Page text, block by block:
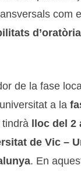
com
d’oratòria
de la fase
a la
lloc del 2
de Vic –
. En